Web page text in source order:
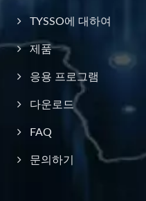
TYSSO에 대하여
제품
응용 프로그램
다운로드
FAQ
문의하기